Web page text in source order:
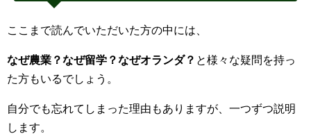
ここまで読んでいただいた方の中には、
なぜ農業？なぜ留学？なぜオランダ？ と様々な疑問を持っ
た方もいるでしょう。
自分でも忘れてしまった理由もありますが、一つずつ説明
します。